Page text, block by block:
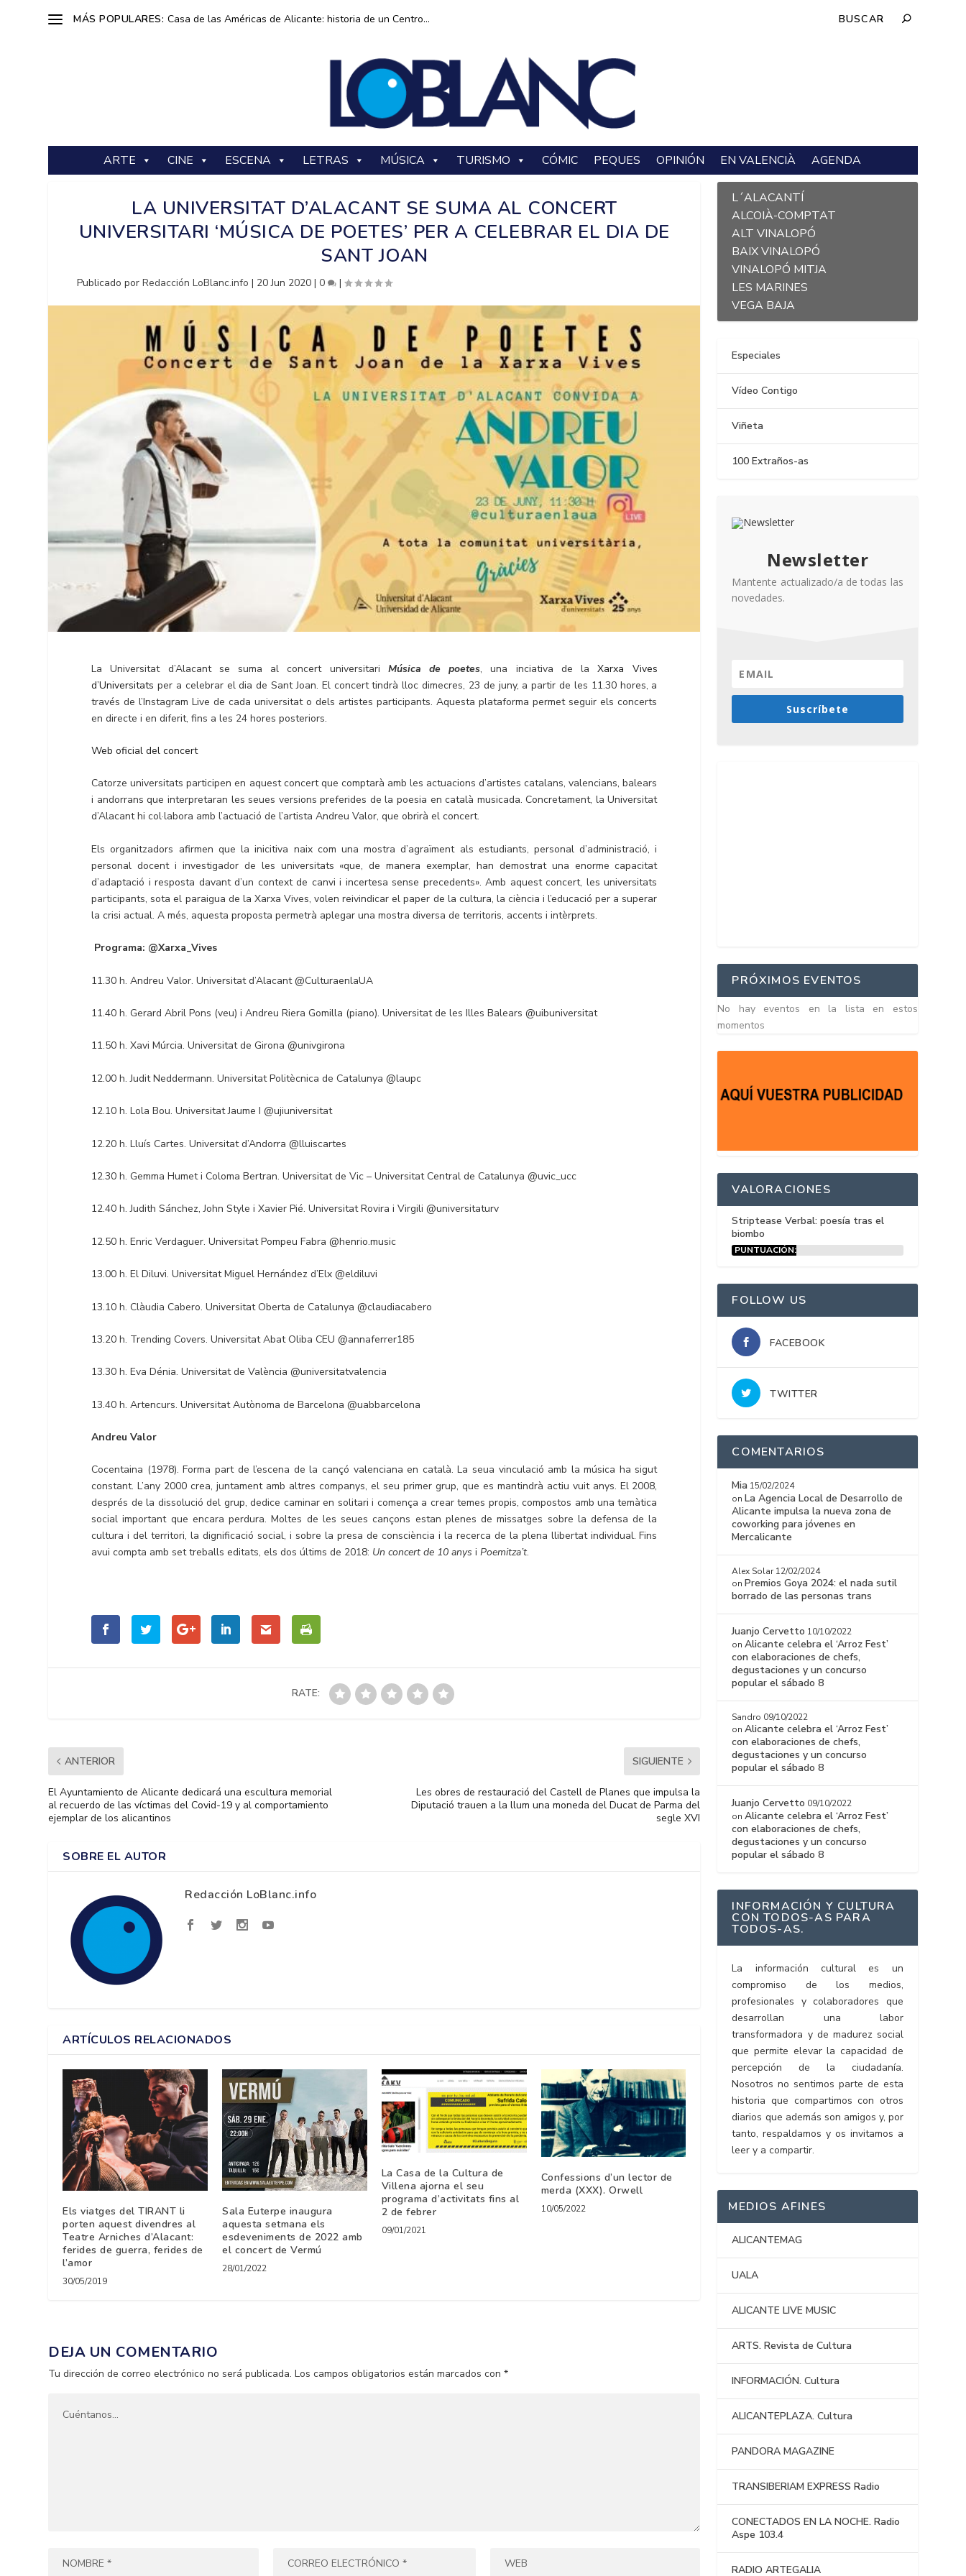
MÁS POPULARES: Casa de las Américas de Alicante: historia de un Centro...
ARTE CINE ESCENA LETRAS MÚSICA TURISMO CÓMIC PEQUES OPINIÓN EN VALENCIÀ AGENDA
LA UNIVERSITAT D’ALACANT SE SUMA AL CONCERT
UNIVERSITARI ‘MÚSICA DE POETES’ PER A CELEBRAR EL DIA DE
SANT JOAN
Publicado porRedacción LoBlanc.info | 20 Jun 2020 |0 |
La Universitat d’Alacant se suma al concert universitari Música de poetes, una inciativa de laXarxa Vives
d’Universitats per a celebrar el dia de Sant Joan. El concert tindrà lloc dimecres, 23 de juny, a partir de les 11.30 hores, a
través de l’Instagram Live de cada universitat o dels artistes participants. Aquesta plataforma permet seguir els concerts
en directe i en diferit, fins a les 24 hores posteriors.
Web oficial del concert
Catorze universitats participen en aquest concert que comptarà amb les actuacions d’artistes catalans, valencians, balears
i andorrans que interpretaran les seues versions preferides de la poesia en català musicada. Concretament, la Universitat
d’Alacant hi col·labora amb l’actuació de l’artista Andreu Valor, que obrirà el concert.
Els organitzadors afirmen que la inicitiva naix com una mostra d’agraïment als estudiants, personal d’administració, i
personal docent i investigador de les universitats «que, de manera exemplar, han demostrat una enorme capacitat
d’adaptació i resposta davant d’un context de canvi i incertesa sense precedents». Amb aquest concert, les universitats
participants, sota el paraigua de la Xarxa Vives, volen reivindicar el paper de la cultura, la ciència i l’educació per a superar
la crisi actual. A més, aquesta proposta permetrà aplegar una mostra diversa de territoris, accents i intèrprets.
Programa: @Xarxa_Vives
11.30 h. Andreu Valor. Universitat d’Alacant @CulturaenlaUA
11.40 h. Gerard Abril Pons (veu) i Andreu Riera Gomilla (piano). Universitat de les Illes Balears @uibuniversitat
11.50 h. Xavi Múrcia. Universitat de Girona @univgirona
12.00 h. Judit Neddermann. Universitat Politècnica de Catalunya @laupc
12.10 h. Lola Bou. Universitat Jaume I @ujiuniversitat
12.20 h. Lluís Cartes. Universitat d’Andorra @lluiscartes
12.30 h. Gemma Humet i Coloma Bertran. Universitat de Vic – Universitat Central de Catalunya @uvic_ucc
12.40 h. Judith Sánchez, John Style i Xavier Pié. Universitat Rovira i Virgili @universitaturv
12.50 h. Enric Verdaguer. Universitat Pompeu Fabra @henrio.music
13.00 h. El Diluvi. Universitat Miguel Hernández d’Elx @eldiluvi
13.10 h. Clàudia Cabero. Universitat Oberta de Catalunya @claudiacabero
13.20 h. Trending Covers. Universitat Abat Oliba CEU @annaferrer185
13.30 h. Eva Dénia. Universitat de València @universitatvalencia
13.40 h. Artencurs. Universitat Autònoma de Barcelona @uabbarcelona
Andreu Valor
Cocentaina (1978). Forma part de l’escena de la cançó valenciana en català. La seua vinculació amb la música ha sigut
constant. L’any 2000 crea, juntament amb altres companys, el seu primer grup, que es mantindrà actiu vuit anys. El 2008,
després de la dissolució del grup, dedice caminar en solitari i comença a crear temes propis, compostos amb una temàtica
social important que encara perdura. Moltes de les seues cançons estan plenes de missatges sobre la defensa de la
cultura i del territori, la dignificació social, i sobre la presa de consciència i la recerca de la plena llibertat individual. Fins
avui compta amb set treballs editats, els dos últims de 2018: Un concert de 10 anys iPoemitza’t.
RATE:
ANTERIOR
El Ayuntamiento de Alicante dedicará una escultura memorial
al recuerdo de las víctimas del Covid-19 y al comportamiento
ejemplar de los alicantinos
SIGUIENTE
Les obres de restauració del Castell de Planes que impulsa la
Diputació trauen a la llum una moneda del Ducat de Parma del
segle XVI
SOBRE EL AUTOR
Redacción LoBlanc.info
ARTÍCULOS RELACIONADOS
Els viatges del TIRANT li
porten aquest divendres al
Teatre Arniches d’Alacant:
ferides de guerra, ferides de
l’amor
30/05/2019
Sala Euterpe inaugura
aquesta setmana els
esdeveniments de 2022 amb
el concert de Vermú
28/01/2022
La Casa de la Cultura de
Villena ajorna el seu
programa d’activitats fins al
2 de febrer
09/01/2021
Confessions d’un lector de
merda (XXX). Orwell
10/05/2022
DEJA UN COMENTARIO
Tu dirección de correo electrónico no será publicada. Los campos obligatorios están marcados con*
L´ALACANTÍ
ALCOIÀ-COMPTAT
ALT VINALOPÓ
BAIX VINALOPÓ
VINALOPÓ MITJA
LES MARINES
VEGA BAJA
Especiales
Vídeo Contigo
Viñeta
100 Extraños-as
Newsletter
Mantente actualizado/a de todas las
novedades.
Suscríbete
PRÓXIMOS EVENTOS
No hay eventos en la lista en estos
momentos
VALORACIONES
Striptease Verbal: poesía tras el
biombo
PUNTUACIÓN:
FOLLOW US
FACEBOOK
TWITTER
COMENTARIOS
Mia 15/02/2024
on La Agencia Local de Desarrollo de
Alicante impulsa la nueva zona de
coworking para jóvenes en
Mercalicante
Alex Solar 12/02/2024
on Premios Goya 2024: el nada sutil
borrado de las personas trans
Juanjo Cervetto 10/10/2022
onAlicante celebra el ‘Arroz Fest’
con elaboraciones de chefs,
degustaciones y un concurso
popular el sábado 8
Sandro 09/10/2022
onAlicante celebra el ‘Arroz Fest’
con elaboraciones de chefs,
degustaciones y un concurso
popular el sábado 8
Juanjo Cervetto 09/10/2022
onAlicante celebra el ‘Arroz Fest’
con elaboraciones de chefs,
degustaciones y un concurso
popular el sábado 8
INFORMACIÓN Y CULTURA
CON TODOS-AS PARA
TODOS-AS.
La información cultural es un
compromiso de los medios,
profesionales y colaboradores que
desarrollan una labor
transformadora y de madurez social
que permite elevar la capacidad de
percepción de la ciudadanía.
Nosotros no sentimos parte de esta
historia que compartimos con otros
diarios que además son amigos y, por
tanto, respaldamos y os invitamos a
leer y a compartir.
MEDIOS AFINES
ALICANTEMAG
UALA
ALICANTE LIVE MUSIC
ARTS. Revista de Cultura
INFORMACIÓN. Cultura
ALICANTEPLAZA. Cultura
PANDORA MAGAZINE
TRANSIBERIAM EXPRESS Radio
CONECTADOS EN LA NOCHE. Radio
Aspe 103.4
RADIO ARTEGALIA